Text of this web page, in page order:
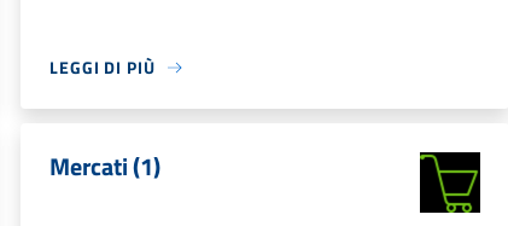
LEGGI DI PIÙ
Mercati (1)